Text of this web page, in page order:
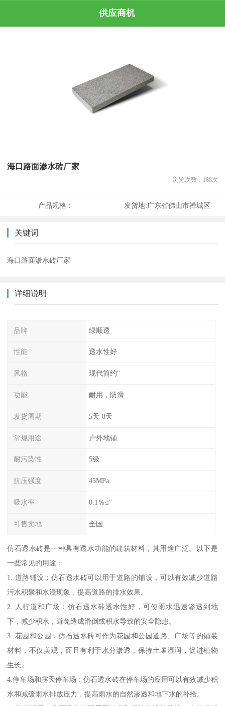
供应商机
海口路面渗水砖厂家
浏览次数： 188次
产品规格： 发货地:广东省佛山市禅城区
关键词
海口路面渗水砖厂家
详细说明
品牌 绿顺透
性能 透水性好
风格 现代简约"
功能 耐用，防滑
发货周期 5天-8天
常规用途 户外地铺
耐污染性 5级
抗压强度 45MPa
吸水率 0.1％≤"
可售卖地 全国
仿石透水砖是一种具有透水功能的建筑材料，其用途广泛。以下是
一些常见的用途：
1. 道路铺设：仿石透水砖可以用于道路的铺设，可以有效减少道路
污水积聚和水浸现象，提高道路的排水效果。
2. 人行道和广场：仿石透水砖透水性好，可使雨水迅速渗透到地
下，减少积水，避免造成滑倒或积水导致的安全隐患。
3. 花园和公园：仿石透水砖可作为花园和公园道路、广场等的铺装
材料，不仅美观，而且有利于水分渗透，保持土壤湿润，促进植物
生长。
4.停车场和露天停车场：仿石透水砖在停车场的应用可以有效减少积
水和减缓雨水排放压力，提高雨水的自然渗透和地下水的补给。